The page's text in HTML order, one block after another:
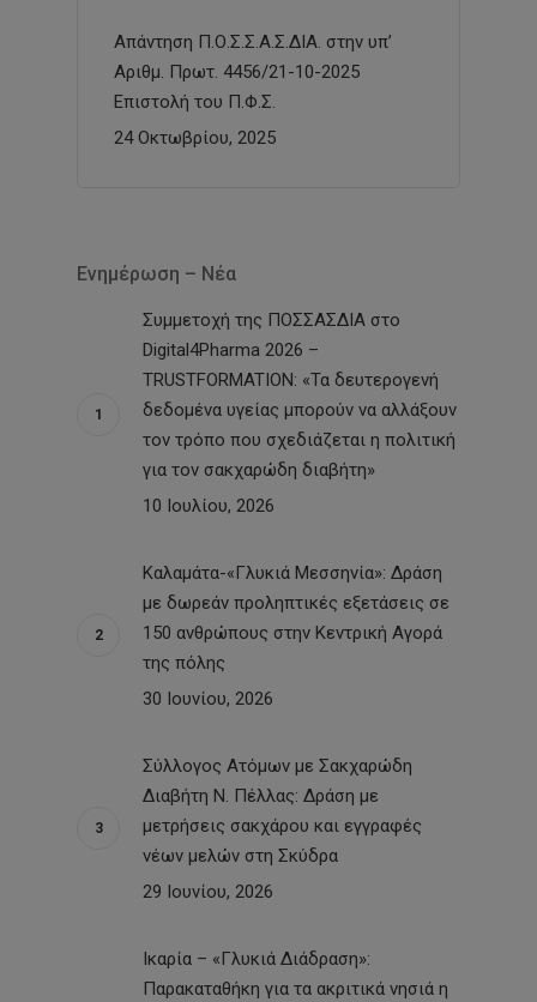
Απάντηση Π.Ο.Σ.Σ.Α.Σ.ΔΙΑ. στην υπ’
Αριθμ. Πρωτ. 4456/21-10-2025
Επιστολή του Π.Φ.Σ.
24 Οκτωβρίου, 2025
Ενημέρωση – Νέα
Συμμετοχή της ΠΟΣΣΑΣΔΙΑ στο
Digital4Pharma 2026 –
TRUSTFORMATION: «Τα δευτερογενή
δεδομένα υγείας μπορούν να αλλάξουν
τον τρόπο που σχεδιάζεται η πολιτική
για τον σακχαρώδη διαβήτη»
10 Ιουλίου, 2026
Καλαμάτα-«Γλυκιά Μεσσηνία»: Δράση
με δωρεάν προληπτικές εξετάσεις σε
150 ανθρώπους στην Κεντρική Αγορά
της πόλης
30 Ιουνίου, 2026
Σύλλογος Ατόμων με Σακχαρώδη
Διαβήτη Ν. Πέλλας: Δράση με
μετρήσεις σακχάρου και εγγραφές
νέων μελών στη Σκύδρα
29 Ιουνίου, 2026
Ικαρία – «Γλυκιά Διάδραση»:
Παρακαταθήκη για τα ακριτικά νησιά η